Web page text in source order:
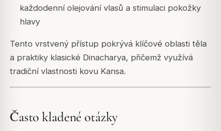
každodenní olejování vlasů a stimulaci pokožky
hlavy
Tento vrstvený přístup pokrývá klíčové oblasti těla
a praktiky klasické Dinacharya, přičemž využívá
tradiční vlastnosti kovu Kansa.
Často kladené otázky